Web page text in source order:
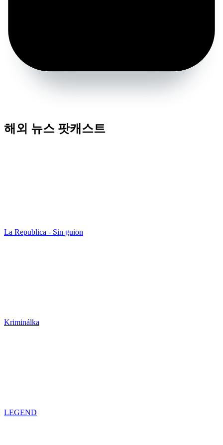
해외 뉴스 팟캐스트
La Republica - Sin guion
Kriminálka
LEGEND